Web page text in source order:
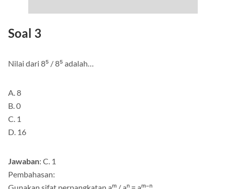
Soal 3
Nilai dari 8⁵ / 8⁵ adalah…
A. 8
B. 0
C. 1
D. 16
Jawaban: C. 1
Pembahasan: